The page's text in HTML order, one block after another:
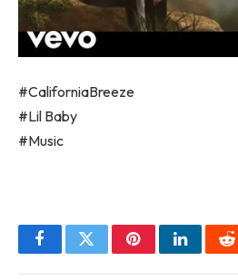
#CaliforniaBreeze
#Lil Baby
#Music
FacebookTwitterPinterestLinkedIn